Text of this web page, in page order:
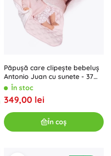
Păpușă care clipește bebeluș
Antonio Juan cu sunete - 37
cmÎn stoc
349,00 lei
În coș